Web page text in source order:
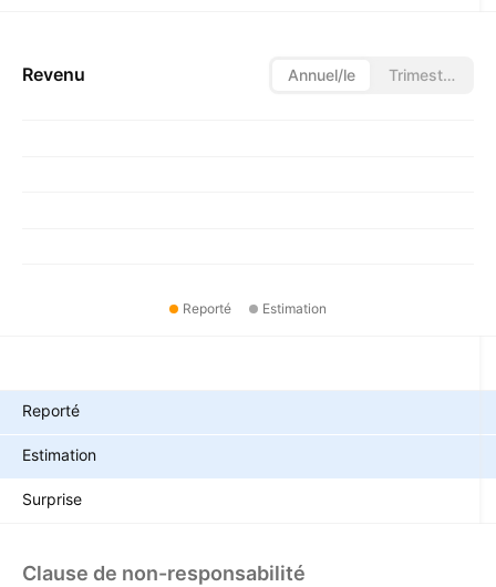
Revenu Annuel/le Trimestriel/le
Reporté Estimation
Reporté
Estimation
Surprise
Clause de non-responsabilité